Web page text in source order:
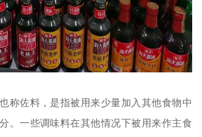
称佐料，是指被用来少量加入其他食物中
。一些调味料在其他情况下被用来作主食